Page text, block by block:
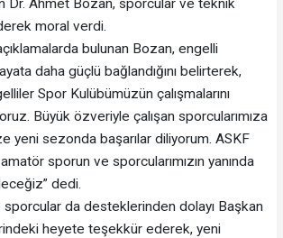
Dr. Ahmet Bozan, sporcular ve teknik
moral verdi.
bulunan Bozan, engelli
daha güçlü bağlandığını belirterek,
Spor Kulübümüzün çalışmalarını
Büyük özveriyle çalışan sporcularımıza
yeni sezonda başarılar diliyorum. ASKF
sporun ve sporcularımızın yanında
dedi.
da desteklerinden dolayı Başkan
heyete teşekkür ederek, yeni